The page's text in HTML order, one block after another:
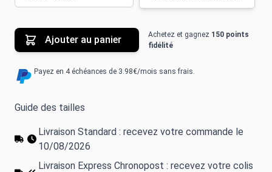
Ajouter au panier Achetez et gagnez 150 points
fidélité
Payez en 4 échéances de 3.98€/mois sans frais.
Guide des tailles
Livraison Standard : recevez votre commande le
10/08/2026
Livraison Express Chronopost : recevez votre colis